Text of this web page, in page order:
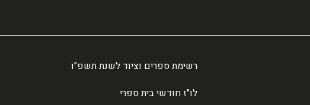
רשימת ספרים וציוד לשנת תשפ"ו
לו"ז חודשי בית ספרי